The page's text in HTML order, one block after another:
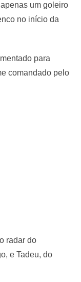
um goleiro
no início da
para
comandado pelo
radar do
e Tadeu, do